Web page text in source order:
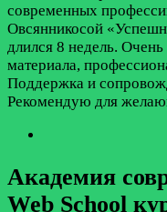
современных
Овсянникосой
длился 8 недель.
материала,
Поддержка и
Рекомендую для
Академия
Web School